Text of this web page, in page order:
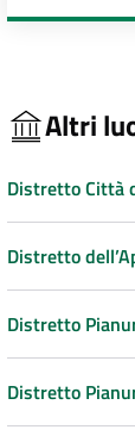
Altri
Distretto Città
Distretto
Distretto
Distretto